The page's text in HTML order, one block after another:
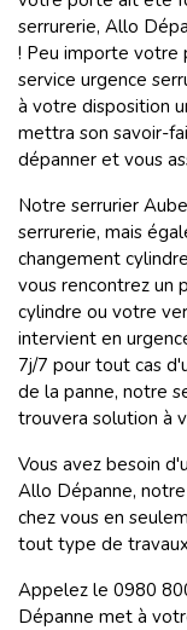
serrurerie, Allo
! Peu importe votre
service urgence
à votre disposition
mettra son savoir-
dépanner et vous
Notre serrurier
serrurerie, mais
changement
vous rencontrez un
cylindre ou votre
intervient en
7j/7 pour tout cas
de la panne, notre
trouvera solution à
Vous avez besoin
Allo Dépanne,
chez vous en
tout type de
Appelez le 0980
Dépanne met à